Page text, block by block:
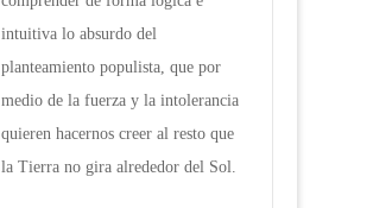
intuitiva lo absurdo del
planteamiento populista, que por
medio de la fuerza y la intolerancia
quieren hacernos creer al resto que
la Tierra no gira alrededor del Sol.